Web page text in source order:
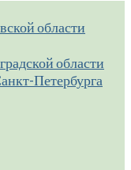
области
области
Петербурга